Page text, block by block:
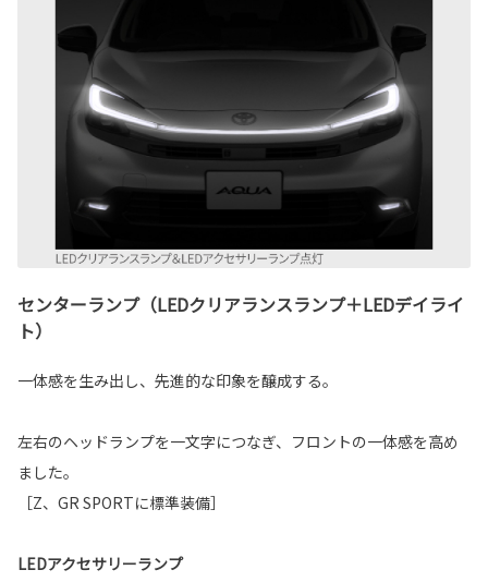
センターランプ（LEDクリアランスランプ＋LEDデイライ
ト）
一体感を生み出し、先進的な印象を醸成する。
左右のヘッドランプを一文字につなぎ、フロントの一体感を高め
ました。
［Z、GR SPORTに標準装備］
LEDアクセサリーランプ